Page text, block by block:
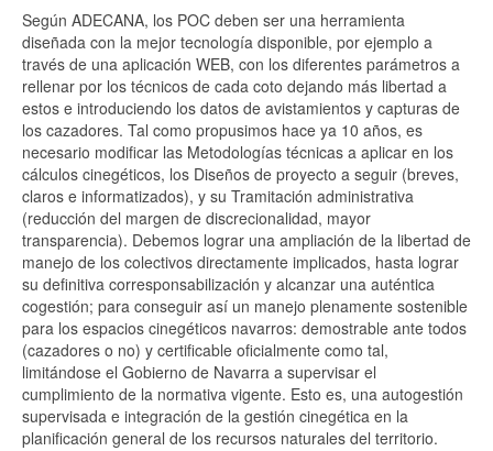
Según ADECANA, los POC deben ser una herramienta
diseñada con la mejor tecnología disponible, por ejemplo a
través de una aplicación WEB, con los diferentes parámetros a
rellenar por los técnicos de cada coto dejando más libertad a
estos e introduciendo los datos de avistamientos y capturas de
los cazadores. Tal como propusimos hace ya 10 años, es
necesario modificar las Metodologías técnicas a aplicar en los
cálculos cinegéticos, los Diseños de proyecto a seguir (breves,
claros e informatizados), y su Tramitación administrativa
(reducción del margen de discrecionalidad, mayor
transparencia). Debemos lograr una ampliación de la libertad de
manejo de los colectivos directamente implicados, hasta lograr
su definitiva corresponsabilización y alcanzar una auténtica
cogestión; para conseguir así un manejo plenamente sostenible
para los espacios cinegéticos navarros: demostrable ante todos
(cazadores o no) y certificable oficialmente como tal,
limitándose el Gobierno de Navarra a supervisar el
cumplimiento de la normativa vigente. Esto es, una autogestión
supervisada e integración de la gestión cinegética en la
planificación general de los recursos naturales del territorio.